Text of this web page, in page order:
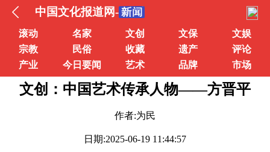
中国文化报道网-
滚动 名家 文创 文保
文娱
宗教
民俗 收藏 遗产
评论
产业
今日要闻 艺术 品牌 市场
文创：中国艺术传承人物——方晋平
作者:为民
日期:2025-06-19 11:44:57